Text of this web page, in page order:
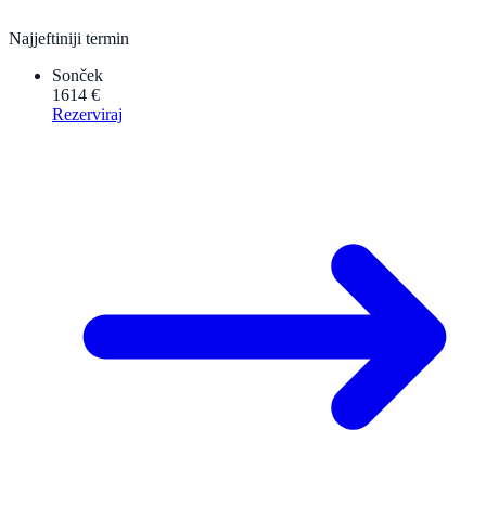
Najjeftiniji termin
Sonček
1614 €
Rezerviraj